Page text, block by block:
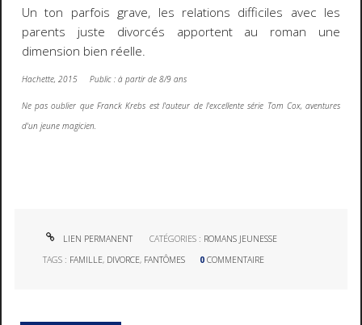
Un ton parfois grave, les relations difficiles avec les
parents juste divorcés apportent au roman une
dimension bien réelle.
Hachette, 2015 Public : à partir de 8/9 ans
Ne pas oublier que Franck Krebs est l'auteur de l'excellente série Tom Cox, aventures
d'un jeune magicien.
LIEN PERMANENT CATÉGORIES : ROMANS JEUNESSE
TAGS : FAMILLE, DIVORCE, FANTÔMES 0 COMMENTAIRE